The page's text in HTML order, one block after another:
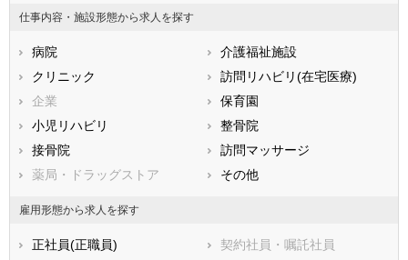
石川県
福井県
静岡県
三重県
滋賀県
大阪府
兵庫県
鳥取県
広島県
徳島県
香川県
愛媛県
鹿児島県
仕事内容・施設形態から求人を探す
病院
介護福祉施設
クリニック
訪問リハビリ(在宅医療)
企業
保育園
小児リハビリ
整骨院
接骨院
訪問マッサージ
薬局・ドラッグストア
その他
雇用形態から求人を探す
正社員(正職員)
契約社員・嘱託社員